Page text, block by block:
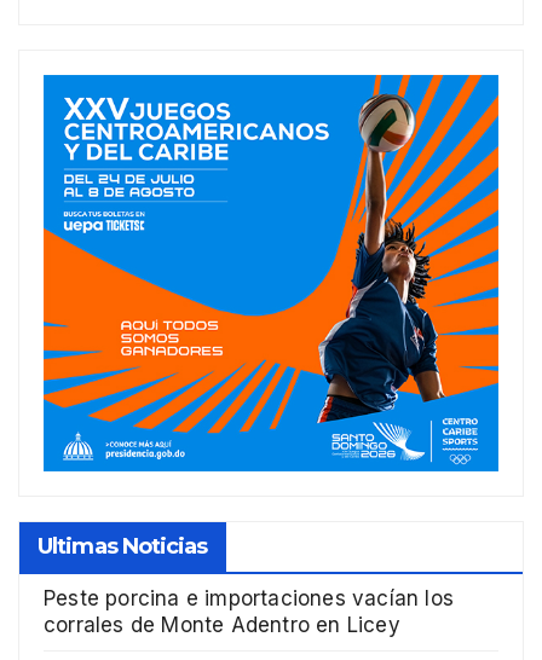
Ultimas Noticias
Peste porcina e importaciones vacían los
corrales de Monte Adentro en Licey